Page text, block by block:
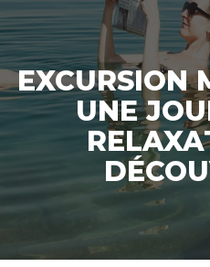
EXCURSION
UNE